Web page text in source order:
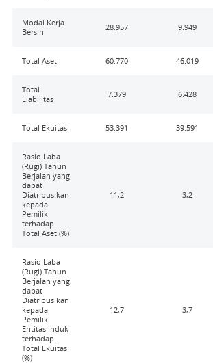
Modal Kerja
Bersih
28.957 9.949
Total Aset 60.770 46.019
Total
Liabilitas
7.379 6.428
Total Ekuitas 53.391 39.591
Rasio Laba
(Rugi) Tahun
Berjalan yang
dapat
Diatribusikan
kepada
Pemilik
terhadap
Total Aset (%)
11,2 3,2
Rasio Laba
(Rugi) Tahun
Berjalan yang
dapat
Diatribusikan
kepada
Pemilik
Entitas Induk
terhadap
Total Ekuitas
(%)
12,7 3,7